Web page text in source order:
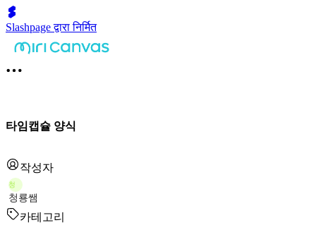
Slashpage द्वारा निर्मित
타임캡슐 양식
작성자
청
청룡쌤
카테고리